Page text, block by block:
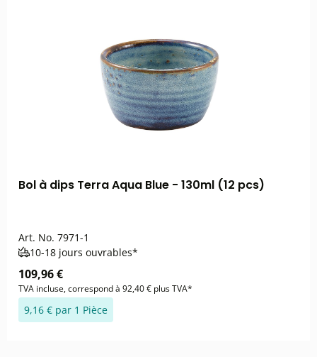
Bol à dips Terra Aqua Blue - 130ml (12 pcs)
Art. No. 7971-1
10-18 jours ouvrables*
109,96 €
TVA incluse, correspond à 92,40 € plus TVA*
9,16 € par 1 Pièce